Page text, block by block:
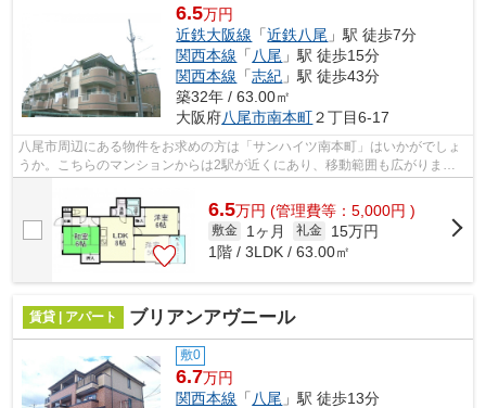
6.5万円
近鉄大阪線 「近鉄八尾 」駅 徒歩7分
関西本線 「 八尾 」駅 徒歩15分
関西本線 「志紀 」駅 徒歩43分
築32年 / 63.00㎡
大阪府八尾市南本町２丁目6-17
八尾市周辺にある物件をお求めの方は「サンハイツ南本町」はいかがでしょ
うか。こちらのマンションからは2駅が近くにあり、移動範囲も広がりま
6.5万円 (管理費等：5,000円 )
敷金 1ヶ月 礼金
15万円
1階 / 3LDK / 63.00㎡
賃貸 | アパート ブリアンアヴニール
敷0
6.7万円
関西本線 「 八尾 」駅 徒歩13分